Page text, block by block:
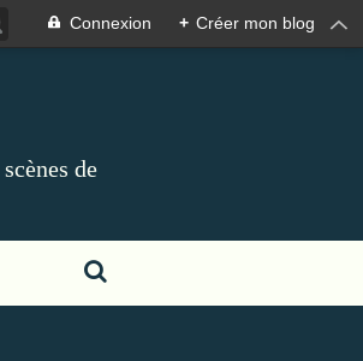
Connexion + Créer mon blog
de